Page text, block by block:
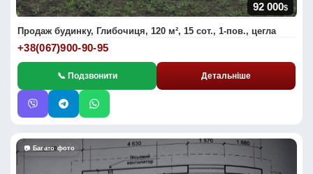
92 000$
Продаж будинку, Глибочиця, 120 м², 15 сот., 1-пов., цегла
+38(067)900-90-95
📞 Подзвонити Детальніше
📷 Багато фото